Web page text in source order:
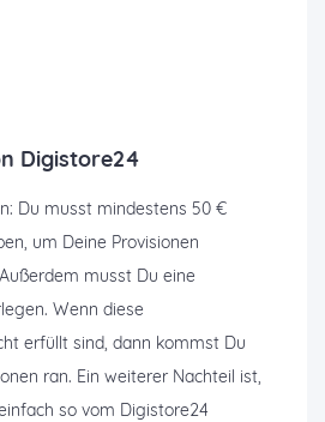
Digistore24
Du musst mindestens 50 €
um Deine Provisionen
musst Du eine
Wenn diese
erfüllt sind, dann kommst Du
ran. Ein weiterer Nachteil ist,
so vom Digistore24